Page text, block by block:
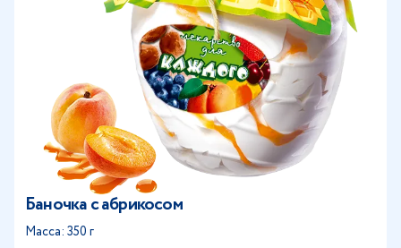
Баночка с абрикосом
Масса: 350 г